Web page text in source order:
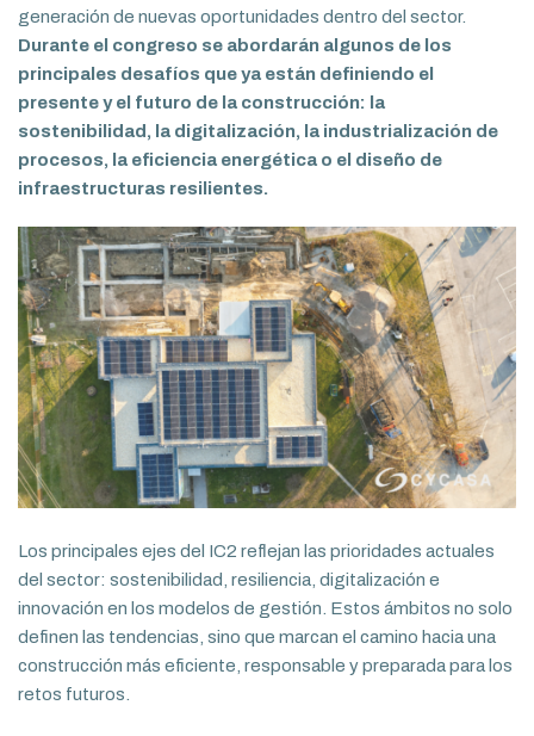
generación de nuevas oportunidades dentro del sector.
Durante el congreso se abordarán algunos de los
principales desafíos que ya están definiendo el
presente y el futuro de la construcción: la
sostenibilidad, la digitalización, la industrialización de
procesos, la eficiencia energética o el diseño de
infraestructuras resilientes.
Los principales ejes del IC2 reflejan las prioridades actuales
del sector: sostenibilidad, resiliencia, digitalización e
innovación en los modelos de gestión. Estos ámbitos no solo
definen las tendencias, sino que marcan el camino hacia una
construcción más eficiente, responsable y preparada para los
retos futuros.